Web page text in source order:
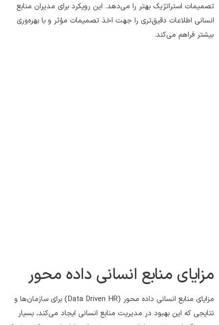
تصمیمات استراتژیک بهتر را می‌دهد. این رویکرد برای مدیران منابع
انسانی اطلاعات دقیق‌تری را جهت اخذ تصمیمات مؤثر و با بهره‌وری
بیشتر فراهم می‌کند.
مزایای منابع انسانی داده محور
مزایای منابع انسانی داده محور (Data Driven HR) برای سازمان‌ها و
نتایجی که این بهبود در مدیریت منابع انسانی ایجاد می‌کند، بسیار